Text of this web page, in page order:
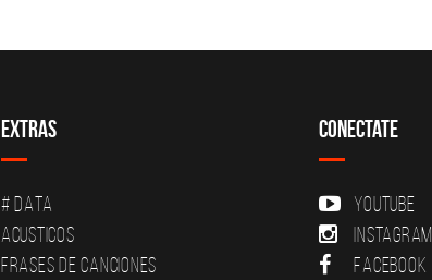
Extras
# DATA
Acusticos
Frases de canciones
Conectate
YouTube
Instagram
Facebook